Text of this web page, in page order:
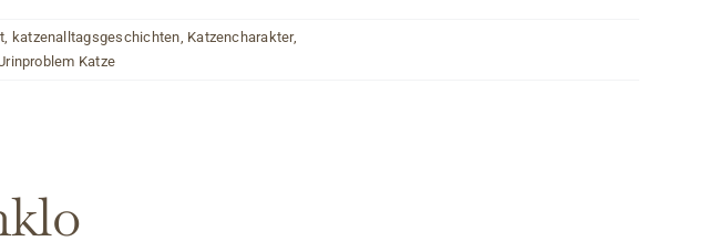
katzenalltagsgeschichten Katzencharakter,
Katze